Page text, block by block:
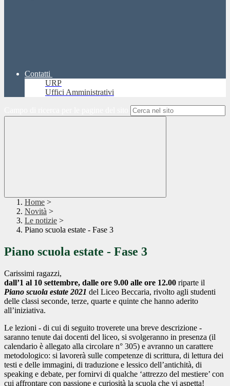
Contatti
URP
Uffici Amministrativi
Home >
Novità >
Le notizie >
Piano scuola estate - Fase 3
Piano scuola estate - Fase 3
Carissimi ragazzi,
dall’1 al 10 settembre, dalle ore 9.00 alle ore 12.00 riparte il
Piano scuola estate 2021 del Liceo Beccaria, rivolto agli studenti
delle classi seconde, terze, quarte e quinte che hanno aderito
all’iniziativa.
Le lezioni - di cui di seguito troverete una breve descrizione -
saranno tenute dai docenti del liceo, si svolgeranno in presenza (il
calendario è allegato alla circolare n° 305) e avranno un carattere
metodologico: si lavorerà sulle competenze di scrittura, di lettura dei
testi e delle immagini, di traduzione e lessico dell’antichità, di
speaking e debate, per fornirvi di qualche ‘attrezzo del mestiere’ con
cui affrontare con passione e curiosità la scuola che vi aspetta!